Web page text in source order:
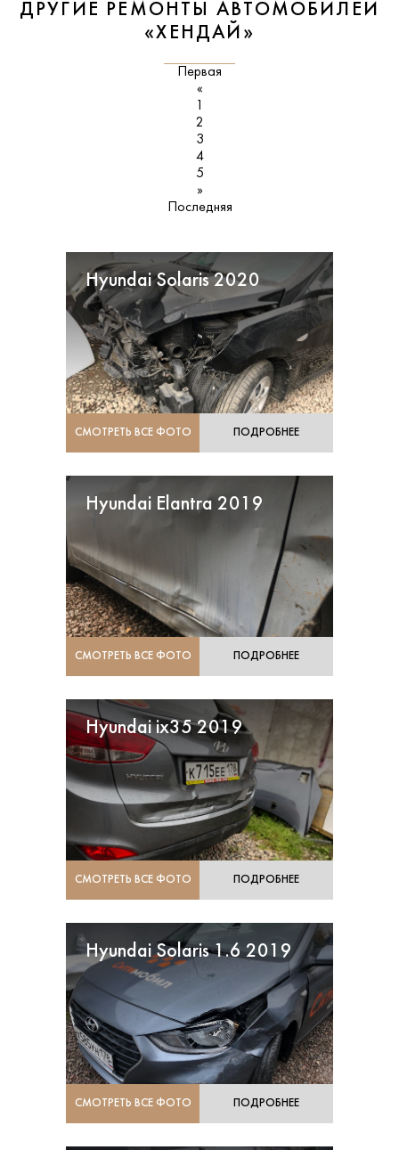
ДРУГИЕ РЕМОНТЫ АВТОМОБИЛЕЙ
«ХЕНДАЙ»
Первая
«
2
3
4
5
»
Последняя
Hyundai Solaris 2020
СМОТРЕТЬ ВСЕ ФОТО ПОДРОБНЕЕ
Hyundai Elantra 2019
СМОТРЕТЬ ВСЕ ФОТО ПОДРОБНЕЕ
Hyundai ix35 2019
СМОТРЕТЬ ВСЕ ФОТО ПОДРОБНЕЕ
Hyundai Solaris 1.6 2019
СМОТРЕТЬ ВСЕ ФОТО ПОДРОБНЕЕ